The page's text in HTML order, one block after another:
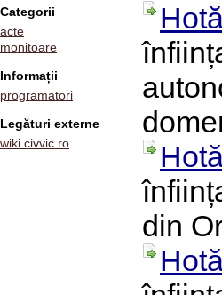
Categorii
acte
monitoare
Informații
programatori
Legături externe
wiki.civvic.ro
din